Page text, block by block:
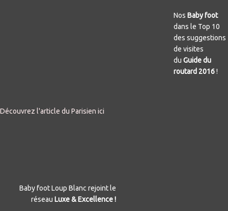
Nos Baby foot
dans le Top 10
des suggestions
de visites
du Guide du
routard 2016!
Découvrez l'article du Parisien ici
Baby foot Loup Blanc rejoint le
réseau Luxe & Excellence !